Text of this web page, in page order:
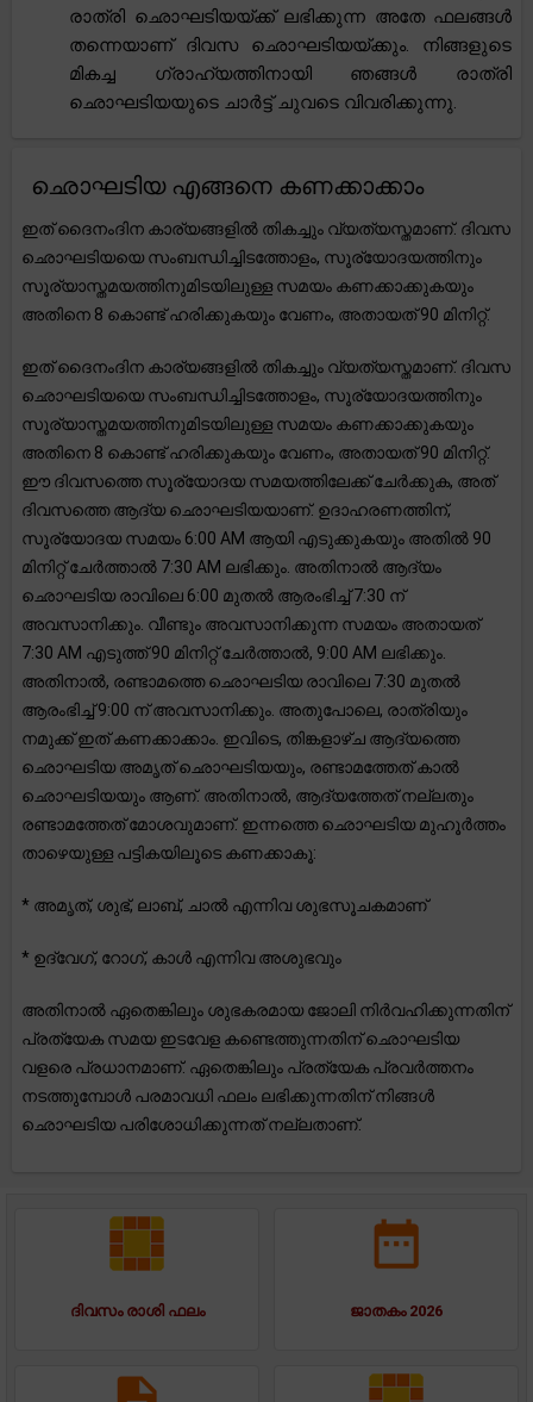
രാത്രി ഛൊഘടിയയ്ക്ക് ലഭിക്കുന്ന അതേ ഫലങ്ങൾ
തന്നെയാണ് ദിവസ ഛൊഘടിയയ്ക്കും. നിങ്ങളുടെ
മികച്ച ഗ്രാഹ്യത്തിനായി ഞങ്ങൾ രാത്രി
ഛൊഘടിയയുടെ ചാർട്ട് ചുവടെ വിവരിക്കുന്നു.
ഛൊഘടിയ എങ്ങനെ കണക്കാക്കാം
ഇത് ദൈനംദിന കാര്യങ്ങളിൽ തികച്ചും വ്യത്യസ്തമാണ്. ദിവസ
ഛൊഘടിയയെ സംബന്ധിച്ചിടത്തോളം, സൂര്യോദയത്തിനും
സൂര്യാസ്തമയത്തിനുമിടയിലുള്ള സമയം കണക്കാക്കുകയും
അതിനെ 8 കൊണ്ട് ഹരിക്കുകയും വേണം, അതായത് 90 മിനിറ്റ്.
ഇത് ദൈനംദിന കാര്യങ്ങളിൽ തികച്ചും വ്യത്യസ്തമാണ്. ദിവസ
ഛൊഘടിയയെ സംബന്ധിച്ചിടത്തോളം, സൂര്യോദയത്തിനും
സൂര്യാസ്തമയത്തിനുമിടയിലുള്ള സമയം കണക്കാക്കുകയും
അതിനെ 8 കൊണ്ട് ഹരിക്കുകയും വേണം, അതായത് 90 മിനിറ്റ്.
ഈ ദിവസത്തെ സൂര്യോദയ സമയത്തിലേക്ക് ചേർക്കുക, അത്
ദിവസത്തെ ആദ്യ ഛൊഘടിയയാണ്. ഉദാഹരണത്തിന്,
സൂര്യോദയ സമയം 6:00 AM ആയി എടുക്കുകയും അതിൽ 90
മിനിറ്റ് ചേർത്താൽ 7:30 AM ലഭിക്കും. അതിനാൽ ആദ്യം
ഛൊഘടിയ രാവിലെ 6:00 മുതൽ ആരംഭിച്ച് 7:30 ന്
അവസാനിക്കും. വീണ്ടും അവസാനിക്കുന്ന സമയം അതായത്
7:30 AM എടുത്ത് 90 മിനിറ്റ് ചേർത്താൽ, 9:00 AM ലഭിക്കും.
അതിനാൽ, രണ്ടാമത്തെ ഛൊഘടിയ രാവിലെ 7:30 മുതൽ
ആരംഭിച്ച് 9:00 ന് അവസാനിക്കും. അതുപോലെ, രാത്രിയും
നമുക്ക് ഇത് കണക്കാക്കാം. ഇവിടെ, തിങ്കളാഴ്ച ആദ്യത്തെ
ഛൊഘടിയ അമൃത് ഛൊഘടിയയും, രണ്ടാമത്തേത് കാൽ
ഛൊഘടിയയും ആണ്. അതിനാൽ, ആദ്യത്തേത് നല്ലതും
രണ്ടാമത്തേത് മോശവുമാണ്. ഇന്നത്തെ ഛൊഘടിയ മുഹൂർത്തം
താഴെയുള്ള പട്ടികയിലൂടെ കണക്കാകൂ:
* അമൃത്, ശുഭ്, ലാബ്, ചാൽ എന്നിവ ശുഭസൂചകമാണ്
* ഉദ്വേഗ്, റോഗ്, കാൾ എന്നിവ അശുഭവും
അതിനാൽ ഏതെങ്കിലും ശുഭകരമായ ജോലി നിർവഹിക്കുന്നതിന്
പ്രത്യേക സമയ ഇടവേള കണ്ടെത്തുന്നതിന് ഛൊഘടിയ
വളരെ പ്രധാനമാണ്. ഏതെങ്കിലും പ്രത്യേക പ്രവർത്തനം
നടത്തുമ്പോൾ പരമാവധി ഫലം ലഭിക്കുന്നതിന് നിങ്ങൾ
ഛൊഘടിയ പരിശോധിക്കുന്നത് നല്ലതാണ്.
ദിവസം രാശി ഫലം ജാതകം 2026